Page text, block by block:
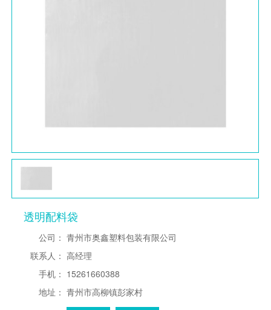
透明配料袋
公司： 青州市奥鑫塑料包装有限公司
联系人： 高经理
手机： 15261660388
地址： 青州市高柳镇彭家村